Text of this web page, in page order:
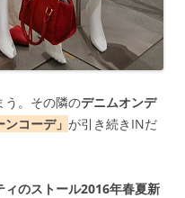
う。その隣のデニムオンデ
ンコーデ」 が引き続きINだ
のストール2016年春夏新